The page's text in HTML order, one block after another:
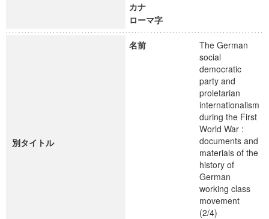
カナ
ローマ字
別タイトル
名前
The German
social
democratic
party and
proletarian
internationalism
during the First
World War :
documents and
materials of the
history of
German
working class
movement
(2/4)